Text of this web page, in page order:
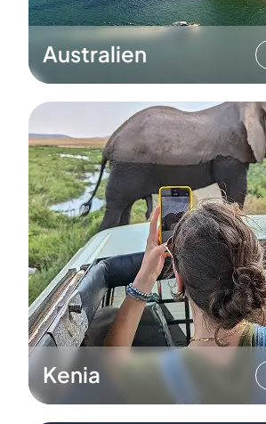
Australien
Kenia